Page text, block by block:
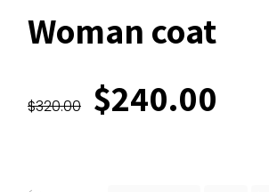
Woman coat
$320.00 Le
prix
$240.00